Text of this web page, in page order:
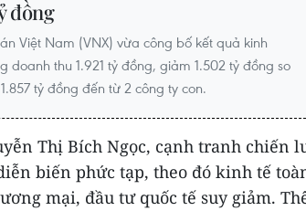
đồng
Việt Nam (VNX) vừa công bố kết quả kinh
doanh thu 1.921 tỷ đồng, giảm 1.502 tỷ đồng so
tỷ đồng đến từ 2 công ty con.
Thị Bích Ngọc, cạnh tranh chiến
biến phức tạp, theo đó kinh tế
mại, đầu tư quốc tế suy giảm.